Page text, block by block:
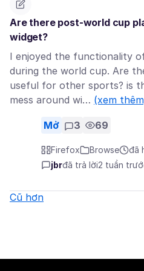
Are there post-world cup
widget?
I enjoyed the functionality
during the world cup. Are
useful for other sports? is
mess around wi… (xem
Mở 3 69
Firefox Browse
đã
jbrđã trả lời2 tuần
Cũ hơn